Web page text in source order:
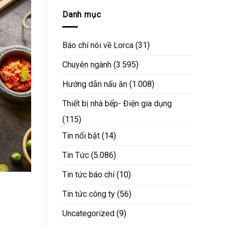
Danh mục
Báo chí nói về Lorca (31)
Chuyên ngành (3.595)
Hướng dẫn nấu ăn (1.008)
Thiết bị nhà bếp- Điện gia dụng
(115)
Tin nổi bật (14)
Tin Tức (5.086)
Tin tức báo chí(10)
Tin tức công ty (56)
Uncategorized (9)